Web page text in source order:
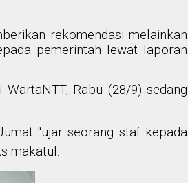
rekomendasi melainkan
pemerintah lewat laporan
Rabu (28/9) sedang
“ujar seorang staf kepada
makatul.